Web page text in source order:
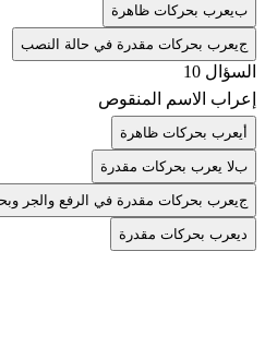
بيعرب بحركات ظاهرة
جيعرب بحركات مقدرة في حالة النصب
السؤال 10
إعراب الاسم المنقوص
يعرب بحركات ظاهرة
بلا يعرب بحركات مقدرة
جيعرب بحركات مقدرة في الرفع والجر
يعرب بحركات مقدرة